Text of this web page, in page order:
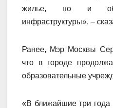
жилье, но и
инфраструктуры», –
Ранее, Мэр Москвы
что в городе
образовательные
«В ближайшие три года